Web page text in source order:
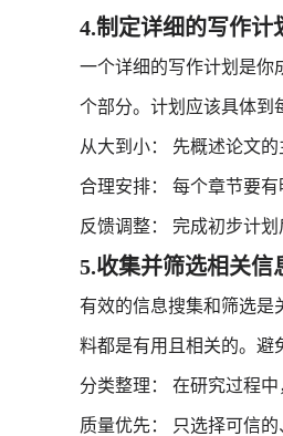
4.制定详细的写作计
一个详细的写作计划是你
个部分。计划应该具体到
从大到小： 先概述论文的
合理安排： 每个章节要有
反馈调整： 完成初步计
5.收集并筛选相关信
有效的信息搜集和筛选是
料都是有用且相关的。避
分类整理： 在研究过程
质量优先： 只选择可信的